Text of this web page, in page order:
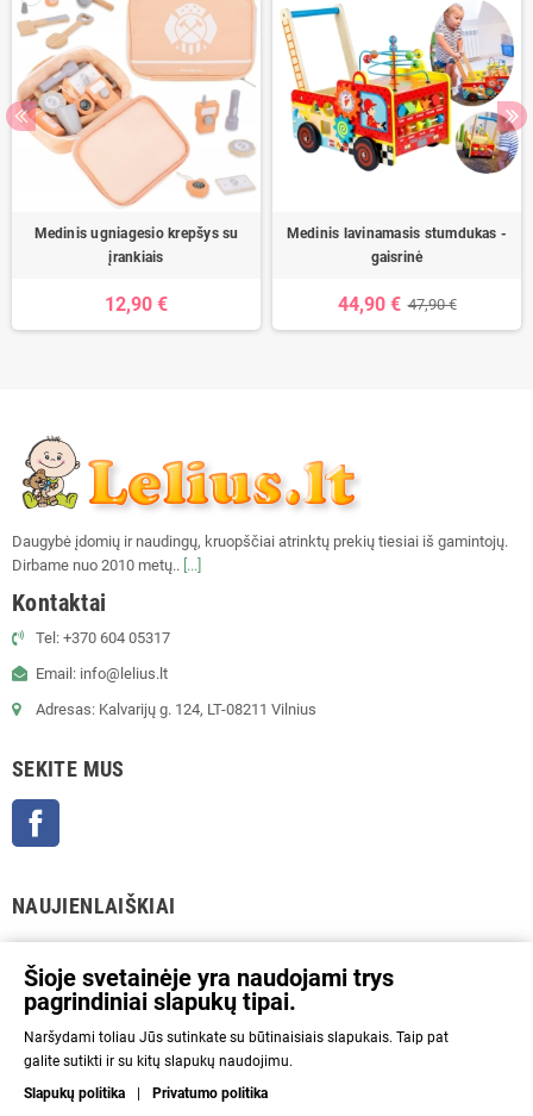
Medinis ugniagesio krepšys su
įrankiais
12,90 €
Medinis lavinamasis stumdukas -
gaisrinė
44,90 € 47,90 €
Daugybė įdomių ir naudingų, kruopščiai atrinktų prekių tiesiai iš gamintojų.
Dirbame nuo 2010 metų.. [...]
Kontaktai
Tel: +370 604 05317
Email: info@lelius.lt
Adresas: Kalvarijų g. 124, LT-08211 Vilnius
SEKITE MUS
NAUJIENLAIŠKIAI
informaciją rasite parduotuvės taisyklėse.
Aš sutinku su Privatumo politika ir asmens duomenų tvarkymu.
Šioje svetainėje yra naudojami trys
pagrindiniai slapukų tipai.
Naršydami toliau Jūs sutinkate su būtinaisiais slapukais. Taip pat
galite sutikti ir su kitų slapukų naudojimu.
Slapukų politika
Privatumo politika